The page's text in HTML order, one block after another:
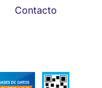
Contacto